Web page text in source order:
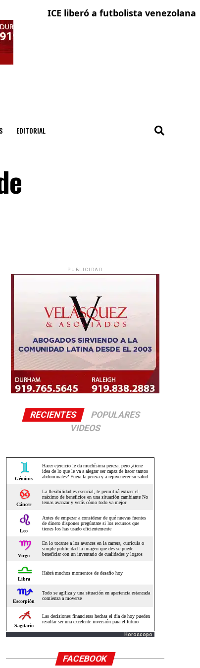
ICE liberó a futbolista venezolana con
La
EDITORIAL
PUBLICIDAD
RECIENTES
POPULARES
VIDEOS
Horoscopo
FACEBOOK